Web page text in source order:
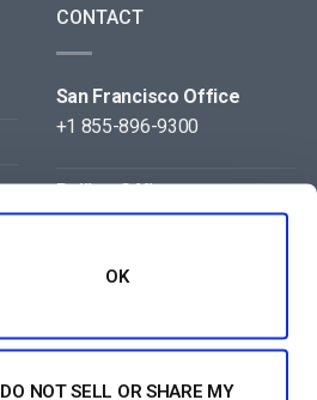
OK
DO NOT SELL OR SHARE MY
CONTACT
San Francisco Office
+1 855-896-9300
Beijing Office
+86 105-123-5043